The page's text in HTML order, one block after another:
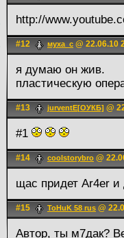
http://
#12 муха_с @ 22.06.10
я думаю он жив.
пластическую
#13 jurventE[ОУКБ] @
#1
#14 coolstorybro @
щас придет Ar4er
#15 ToHuK 58 rus @
Автор, ты м7дак?